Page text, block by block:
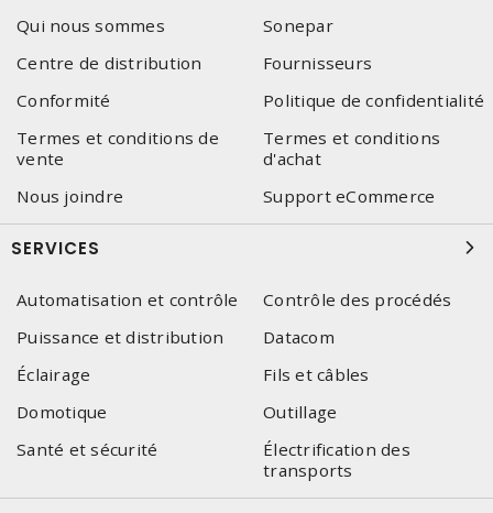
Qui nous sommes
Sonepar
Centre de distribution
Fournisseurs
Conformité
Politique de confidentialité
Termes et conditions de
vente
Termes et conditions
d'achat
Nous joindre
Support eCommerce
SERVICES
Automatisation et contrôle
Contrôle des procédés
Puissance et distribution
Datacom
Éclairage
Fils et câbles
Domotique
Outillage
Santé et sécurité
Électrification des
transports